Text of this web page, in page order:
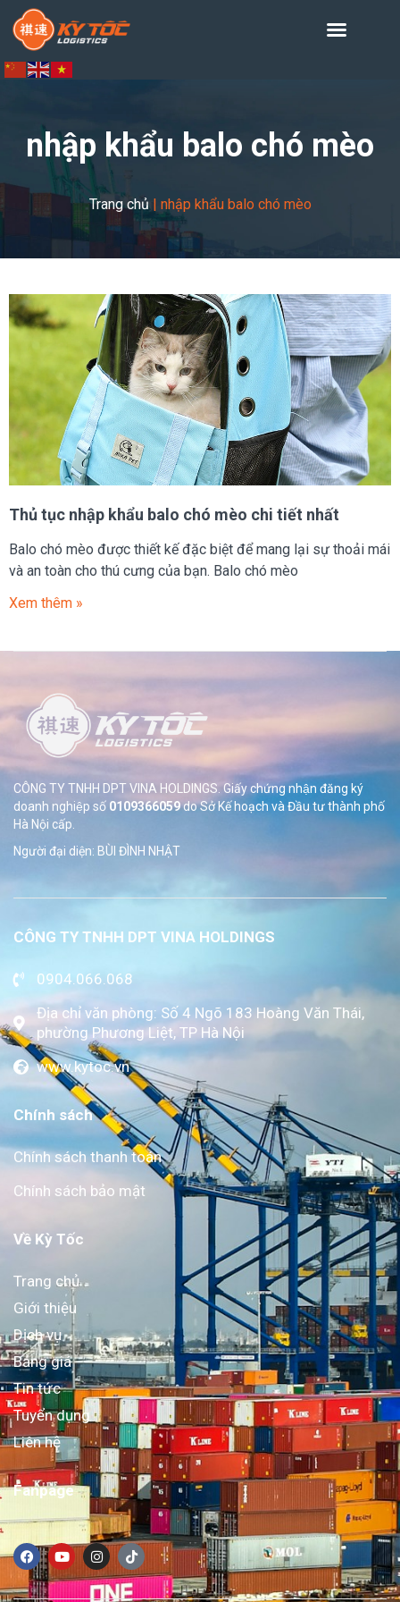
nhập khẩu balo chó mèo
Trang chủ| nhập khẩu balo chó mèo
Thủ tục nhập khẩu balo chó mèo chi tiết nhất
Balo chó mèo được thiết kế đặc biệt để mang lại sự thoải mái
và an toàn cho thú cưng của bạn. Balo chó mèo
Xem thêm »
CÔNG TY TNHH DPT VINA HOLDINGS. Giấy chứng nhận đăng ký
doanh nghiệp số 0109366059do SởKế hoạch và Đầu tư thành phố
Hà Nội cấp.
Người đại diện: BÙI ĐÌNH NHẬT
CÔNG TY TNHH DPT VINA HOLDINGS
0904.066.068
Địa chỉ văn phòng: Số 4 Ngõ 183 Hoàng Văn Thái,
phường Phương Liệt, TP Hà Nội
www.kytoc.vn
Chính sách
Chính sách thanh toán
Chính sách bảo mật
Về Kỳ Tốc
Trang chủ
Giới thiệu
Dịch vụ
Bảng giá
Tin tức
Tuyển dụng
Liên hệ
Fanpage